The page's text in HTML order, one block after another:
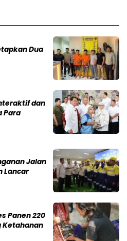
Dua
dan
Para
Jalan
Lancar
Panen 220
Ketahanan